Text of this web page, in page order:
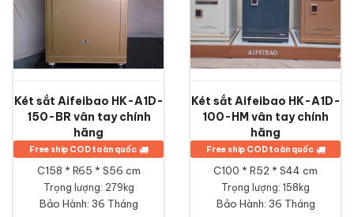
Két sắt Aifeibao HK-A1D-
150-BR vân tay chính
hãng
Free ship COD toàn quốc
C158 * R65 * S56 cm
Trọng lượng: 279kg
Bảo Hành: 36 Tháng
Két sắt Aifeibao HK-A1D-
100-HM vân tay chính
hãng
Free ship COD toàn quốc
C100 * R52 * S44 cm
Trọng lượng: 158kg
Bảo Hành: 36 Tháng